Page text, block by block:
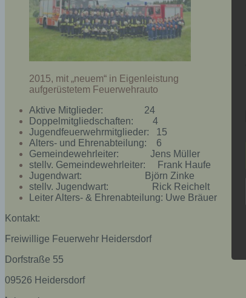
2015, mit „neuem“ in Eigenleistung
aufgerüstetem Feuerwehrauto
Aktive Mitglieder: 24
Doppelmitgliedschaften: 4
Jugendfeuerwehrmitglieder: 15
Alters- und Ehrenabteilung: 6
Gemeindewehrleiter: Jens Müller
stellv. Gemeindewehrleiter: Frank Haufe
Jugendwart: Björn Zinke
stellv. Jugendwart: Rick Reichelt
Leiter Alters- & Ehrenabteilung: Uwe Bräuer
Kontakt:
Freiwillige Feuerwehr Heidersdorf
Dorfstraße 55
09526 Heidersdorf